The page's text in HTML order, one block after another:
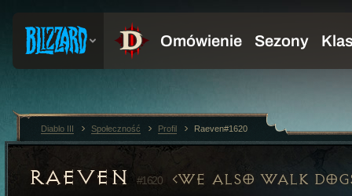
RAEVEN #1620 WE ALSO WALK
Diablo III Społeczność Profil Raeven#1620